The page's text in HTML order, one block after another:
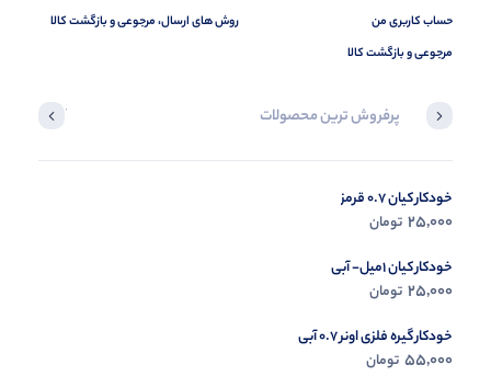
حساب کاربری من
مرجوعی و بازگشت کالا
روش های ارسال، مرجوعی و بازگشت کالا
پرفروش ترین محصولات آخرین
خودکار کیان 0.7 قرمز
25,000 تومان
خودکار کیان 1میل- آبی
25,000 تومان
خودکار گیره فلزی اونر 0.7 آبی
55,000 تومان